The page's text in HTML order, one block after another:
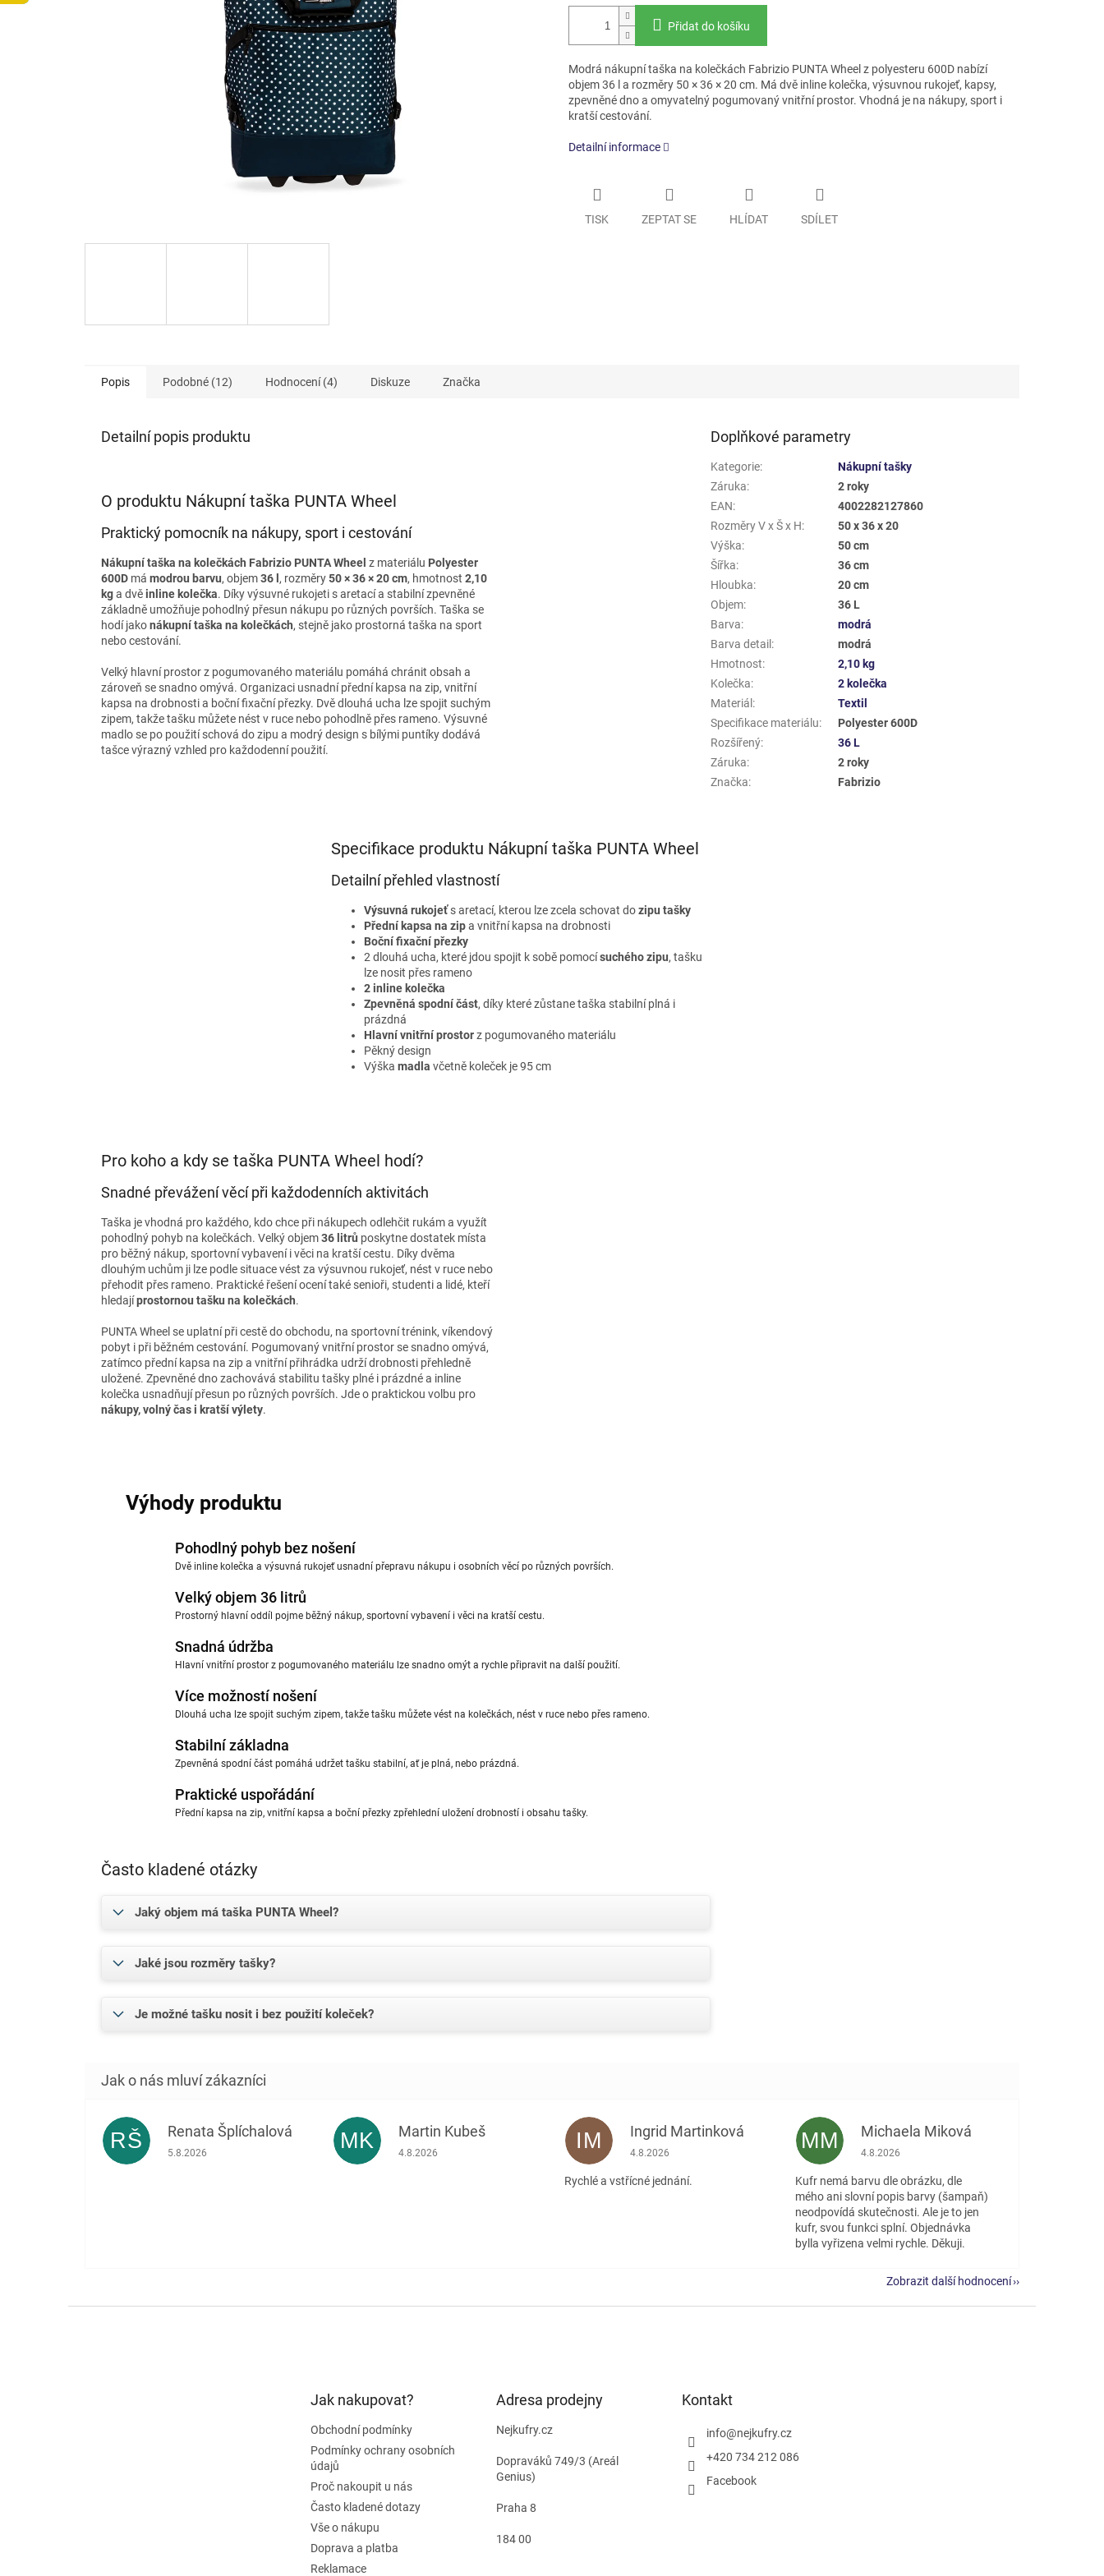
Přidat do košíku
Modrá nákupní taška na kolečkách Fabrizio PUNTA Wheel z polyesteru 600D nabízí
objem 36 l a rozměry 50 × 36 × 20 cm. Má dvě inline kolečka, výsuvnou rukojeť, kapsy,
zpevněné dno a omyvatelný pogumovaný vnitřní prostor. Vhodná je na nákupy, sport i
kratší cestování.
Detailní informace
TISK ZEPTAT SE HLÍDAT SDÍLET
Popis Podobné (12) Hodnocení (4) Diskuze Značka
Detailní popis produktu
O produktu Nákupní taška PUNTA Wheel
Praktický pomocník na nákupy, sport i cestování
Nákupní taška na kolečkách Fabrizio PUNTA Wheel z materiálu Polyester
600D má modrou barvu, objem36 l , rozměry50 × 36 × 20 cm, hmotnost 2,10
kga dvěinline kolečka. Díky výsuvné rukojeti s aretací a stabilní zpevněné
základně umožňuje pohodlný přesun nákupu po různých površích. Taška se
hodí jakonákupní taška na kolečkách, stejně jako prostorná taška na sport
nebo cestování.
Velký hlavní prostor z pogumovaného materiálu pomáhá chránit obsah a
zároveň se snadno omývá. Organizaci usnadní přední kapsa na zip, vnitřní
kapsa na drobnosti a boční fixační přezky. Dvě dlouhá ucha lze spojit suchým
zipem, takže tašku můžete nést v ruce nebo pohodlně přes rameno. Výsuvné
madlo se po použití schová do zipu a modrý design s bílými puntíky dodává
tašce výrazný vzhled pro každodenní použití.
Specifikace produktu Nákupní taška PUNTA Wheel
Detailní přehled vlastností
Výsuvná rukojeťs aretací, kterou lze zcela schovat dozipu tašky
Přední kapsa na zipa vnitřní kapsa na drobnosti
Boční fixační přezky
2 dlouhá ucha, které jdou spojit k sobě pomocísuchého zipu, tašku
lze nosit přes rameno
2 inline kolečka
Zpevněná spodní část, díky které zůstane taška stabilní plná i
prázdná
Hlavní vnitřní prostorz pogumovaného materiálu
Pěkný design
Výška madla včetně koleček je 95 cm
Pro koho a kdy se taška PUNTA Wheel hodí?
Snadné převážení věcí při každodenních aktivitách
Taška je vhodná pro každého, kdo chce při nákupech odlehčit rukám a využít
pohodlný pohyb na kolečkách. Velký objem36 litrů poskytne dostatek místa
pro běžný nákup, sportovní vybavení i věci na kratší cestu. Díky dvěma
dlouhým uchům ji lze podle situace vést za výsuvnou rukojeť, nést v ruce nebo
přehodit přes rameno. Praktické řešení ocení také senioři, studenti a lidé, kteří
hledajíprostornou tašku na kolečkách.
PUNTA Wheel se uplatní při cestě do obchodu, na sportovní trénink, víkendový
pobyt i při běžném cestování. Pogumovaný vnitřní prostor se snadno omývá,
zatímco přední kapsa na zip a vnitřní přihrádka udrží drobnosti přehledně
uložené. Zpevněné dno zachovává stabilitu tašky plné i prázdné a inline
kolečka usnadňují přesun po různých površích. Jde o praktickou volbu pro
nákupy, volný čas i kratší výlety.
Výhody produktu
Pohodlný pohyb bez nošení
Dvě inline kolečka a výsuvná rukojeť usnadní přepravu nákupu i osobních věcí po různých površích.
Velký objem 36 litrů
Prostorný hlavní oddíl pojme běžný nákup, sportovní vybavení i věci na kratší cestu.
Snadná údržba
Hlavní vnitřní prostor z pogumovaného materiálu lze snadno omýt a rychle připravit na další použití.
Více možností nošení
Dlouhá ucha lze spojit suchým zipem, takže tašku můžete vést na kolečkách, nést v ruce nebo přes rameno.
Stabilní základna
Zpevněná spodní část pomáhá udržet tašku stabilní, ať je plná, nebo prázdná.
Praktické uspořádání
Přední kapsa na zip, vnitřní kapsa a boční přezky zpřehlední uložení drobností i obsahu tašky.
Často kladené otázky
Jaký objem má taška PUNTA Wheel?
Jaké jsou rozměry tašky?
Je možné tašku nosit i bez použití koleček?
Doplňkové parametry
Kategorie:
Nákupní tašky
Záruka:
2 roky
EAN:
4002282127860
Rozměry V x Š x H:
50 x 36 x 20
Výška:
50 cm
Šířka:
36 cm
Hloubka:
20 cm
Objem:
36 L
Barva:
modrá
Barva detail :
modrá
Hmotnost:
2,10 kg
Kolečka:
2 kolečka
Materiál :
Textil
Specifikace materiálu:
Polyester 600D
Rozšířený:
36 L
Záruka:
2 roky
Značka: Fabrizio
RŠ Renata Šplíchalová
Hodnocení obchodu je 5 z 5 hvězdiček.
5.8.2026 MK Martin Kubeš
Hodnocení obchodu je 5 z 5 hvězdiček.
4.8.2026 IM Ingrid Martinková
Hodnocení obchodu je 5 z 5 hvězdiček.
4.8.2026
Rychlé a vstřícné jednání.
MM Michaela Miková
Hodnocení obchodu je 5 z 5 hvězdiček.
4.8.2026
Kufr nemá barvu dle obrázku, dle
mého ani slovní popis barvy (šampaň)
neodpovídá skutečnosti. Ale je to jen
kufr, svou funkci splní. Objednávka
bylla vyřizena velmi rychle. Děkuji.
Zobrazit další hodnocení
Jak nakupovat?
Obchodní podmínky
Podmínky ochrany osobních
údajů
Proč nakoupit u nás
Často kladené dotazy
Vše o nákupu
Doprava a platba
Reklamace
Adresa prodejny
Nejkufry.cz
Dopraváků 749/3 (Areál
Genius)
Praha 8
184 00
Kontakt
info@nejkufry.cz
+420 734 212 086
Facebook